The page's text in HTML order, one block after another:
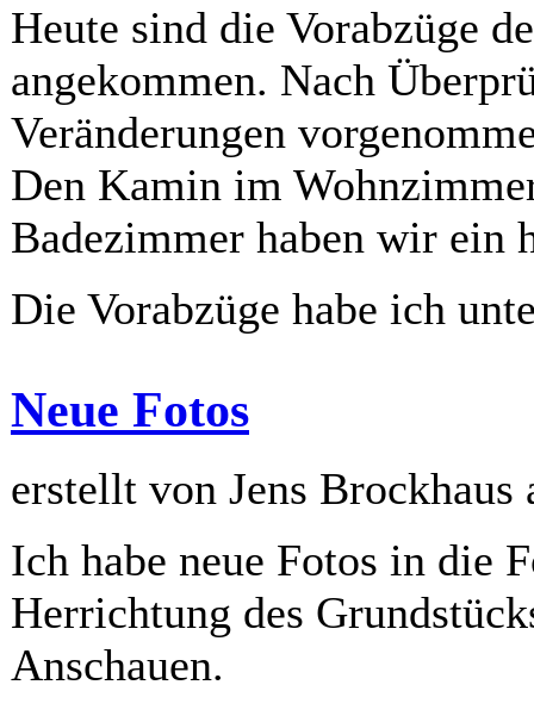
Heute sind die Vorabzüge
angekommen. Nach
Veränderungen
Den Kamin im
Badezimmer haben wir ein
Die Vorabzüge habe ich
Neue Fotos
erstellt von Jens Brockhaus
Ich habe neue Fotos in die
Herrichtung des
Anschauen.